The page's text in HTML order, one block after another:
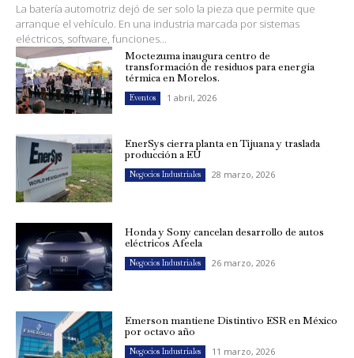
La batería automotriz dejó de ser solo la pieza que permite que
arranque el vehículo. En una industria marcada por sistemas
eléctricos, software, funciones...
Moctezuma inaugura centro de
transformación de residuos para energía
térmica en Morelos.
Eventos 1 abril, 2026
EnerSys cierra planta en Tijuana y traslada
producción a EU
Negocios Industriales 28 marzo, 2026
Honda y Sony cancelan desarrollo de autos
eléctricos Afeela
Negocios Industriales 26 marzo, 2026
Emerson mantiene Distintivo ESR en México
por octavo año
Negocios Industriales 11 marzo, 2026